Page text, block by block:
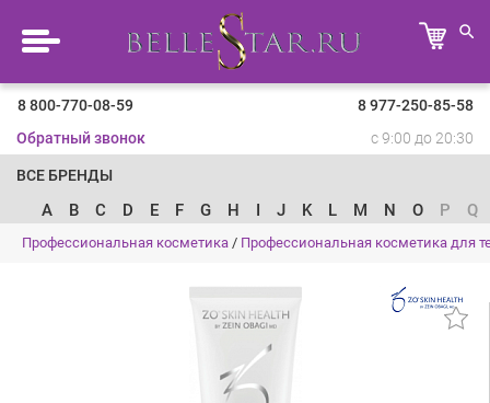
8 800-770-08-59
8 977-250-85-58
Обратный звонок
с 9:00 до 20:30
ВСЕ БРЕНДЫ
A B C D E F G H I J K L M N O P Q
Профессиональная косметика / Профессиональная косметика для